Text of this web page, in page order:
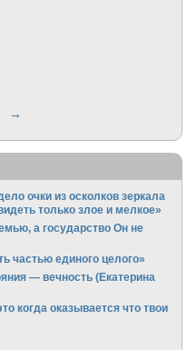
→
очки из осколков зеркала
только злое и мелкое»
а государство Он не
частью единого целого»
— вечность (Екатерина
когда оказывается что твои